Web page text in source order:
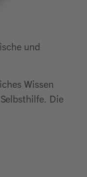
und
Wissen
Die